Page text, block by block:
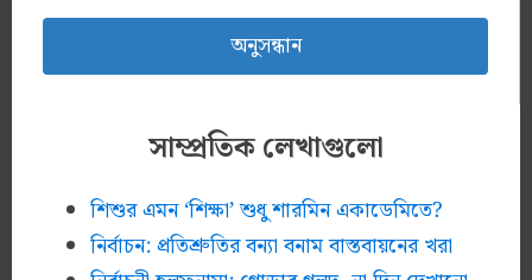
সাম্প্রতিক লেখাগুলো
শিশুর এমন ‘শিক্ষা’ শুধু শারমিন একাডেমিতে?
নির্বাচন: প্রতিশ্রুতির বন্যা বনাম বাস্তবায়নের খরা